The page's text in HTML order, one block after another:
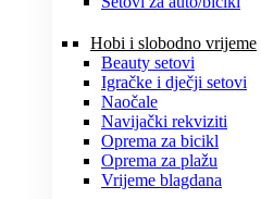
Hobi i slobodno vrijeme
Beauty setovi
Igračke i dječji setovi
Naočale
Navijački rekviziti
Oprema za bicikl
Oprema za plažu
Vrijeme blagdana